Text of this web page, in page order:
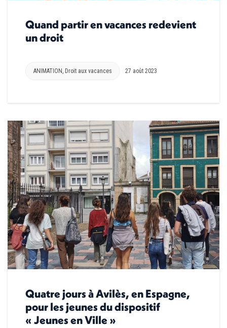
Quand partir en vacances redevient
un droit
ANIMATION , Droit aux vacances 27 août 2023
Quatre jours à Avilès, en Espagne,
pour les jeunes du dispositif
« Jeunes en Ville »